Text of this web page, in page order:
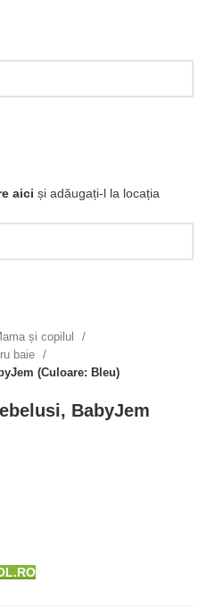
aici și adăugați-l la locația
și copilul
baie
(Culoare: Bleu)
BabyJem